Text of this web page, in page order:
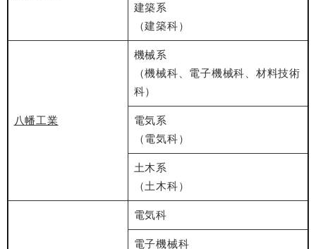
建築系
（建築科）
八幡工業
機械系
（機械科、電子機械科、材料技術
科）
電気系
（電気科）
土木系
（土木科）
電気科
電子機械科